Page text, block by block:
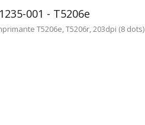
001 - T5206e
T5206e, T5206r, 203dpi (8 dots)